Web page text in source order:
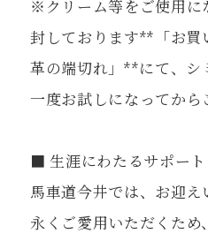
※クリーム等をご使用に
封しております**「お買
革の端切れ」**にて、シ
一度お試しになってから
■ 生涯にわたるサポート
馬車道今井では、お迎
永くご愛用いただくため